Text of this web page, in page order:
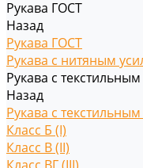
Рукава ГОСТ
Назад
Рукава ГОСТ
Рукава с нитяным
Рукава с
Назад
Рукава с
Класс Б (I)
Класс В (II)